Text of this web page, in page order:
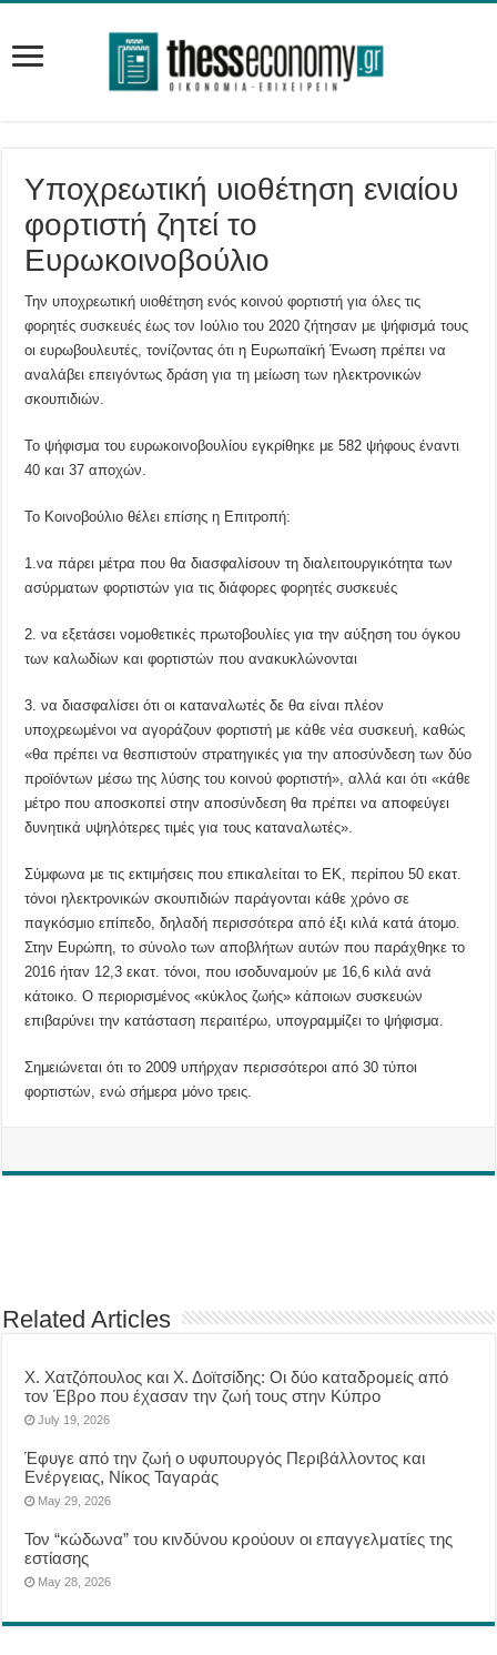
Υποχρεωτική υιοθέτηση ενιαίου
φορτιστή ζητεί το
Ευρωκοινοβούλιο
Την υποχρεωτική υιοθέτηση ενός κοινού φορτιστή για όλες τις
φορητές συσκευές έως τον Ιούλιο του 2020 ζήτησαν με ψήφισμά τους
οι ευρωβουλευτές, τονίζοντας ότι η Ευρωπαϊκή Ένωση πρέπει να
αναλάβει επειγόντως δράση για τη μείωση των ηλεκτρονικών
σκουπιδιών.
Το ψήφισμα του ευρωκοινοβουλίου εγκρίθηκε με 582 ψήφους έναντι
40 και 37 αποχών.
Το Κοινοβούλιο θέλει επίσης η Επιτροπή:
1.να πάρει μέτρα που θα διασφαλίσουν τη διαλειτουργικότητα των
ασύρματων φορτιστών για τις διάφορες φορητές συσκευές
2. να εξετάσει νομοθετικές πρωτοβουλίες για την αύξηση του όγκου
των καλωδίων και φορτιστών που ανακυκλώνονται
3. να διασφαλίσει ότι οι καταναλωτές δε θα είναι πλέον
υποχρεωμένοι να αγοράζουν φορτιστή με κάθε νέα συσκευή, καθώς
«θα πρέπει να θεσπιστούν στρατηγικές για την αποσύνδεση των δύο
προϊόντων μέσω της λύσης του κοινού φορτιστή», αλλά και ότι «κάθε
μέτρο που αποσκοπεί στην αποσύνδεση θα πρέπει να αποφεύγει
δυνητικά υψηλότερες τιμές για τους καταναλωτές».
Σύμφωνα με τις εκτιμήσεις που επικαλείται το ΕΚ, περίπου 50 εκατ.
τόνοι ηλεκτρονικών σκουπιδιών παράγονται κάθε χρόνο σε
παγκόσμιο επίπεδο, δηλαδή περισσότερα από έξι κιλά κατά άτομο.
Στην Ευρώπη, το σύνολο των αποβλήτων αυτών που παράχθηκε το
2016 ήταν 12,3 εκατ. τόνοι, που ισοδυναμούν με 16,6 κιλά ανά
κάτοικο. Ο περιορισμένος «κύκλος ζωής» κάποιων συσκευών
επιβαρύνει την κατάσταση περαιτέρω, υπογραμμίζει το ψήφισμα.
Σημειώνεται ότι το 2009 υπήρχαν περισσότεροι από 30 τύποι
φορτιστών, ενώ σήμερα μόνο τρεις.
Related Articles
Χ. Χατζόπουλος και Χ. Δοϊτσίδης: Οι δύο καταδρομείς από
τον Έβρο που έχασαν την ζωή τους στην Κύπρο
July 19, 2026
Έφυγε από την ζωή ο υφυπουργός Περιβάλλοντος και
Ενέργειας, Νίκος Ταγαράς
May 29, 2026
Τον “κώδωνα” του κινδύνου κρούουν οι επαγγελματίες της
εστίασης
May 28, 2026